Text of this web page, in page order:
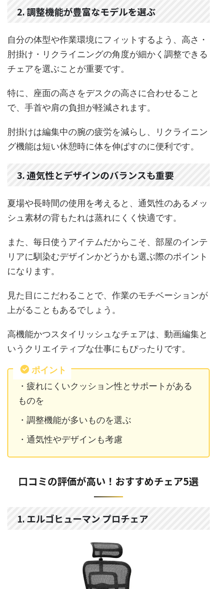
2. 調整機能が豊富なモデルを選ぶ
自分の体型や作業環境にフィットするよう、高さ・
肘掛け・リクライニングの角度が細かく調整できる
チェアを選ぶことが重要です。
特に、座面の高さをデスクの高さに合わせること
で、手首や肩の負担が軽減されます。
肘掛けは編集中の腕の疲労を減らし、リクライニン
グ機能は短い休憩時に体を伸ばすのに便利です。
3. 通気性とデザインのバランスも重要
夏場や長時間の使用を考えると、通気性のあるメッ
シュ素材の背もたれは蒸れにくく快適です。
また、毎日使うアイテムだからこそ、部屋のインテ
リアに馴染むデザインかどうかも選ぶ際のポイント
になります。
見た目にこだわることで、作業のモチベーションが
上がることもあるでしょう。
高機能かつスタイリッシュなチェアは、動画編集と
いうクリエイティブな仕事にもぴったりです。
ポイント
・疲れにくいクッション性とサポートがある
ものを
・調整機能が多いものを選ぶ
・通気性やデザインも考慮
口コミの評価が高い！おすすめチェア5選
1. エルゴヒューマン プロチェア